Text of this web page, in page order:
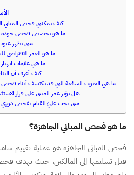
كيف يمكنني فحص المباني
ما هو تخصص فحص جودة
متى تظهر
ما هو العمر الافتراضي
ما هي علامات انهيار
كيف أعرف أن
ما هي العيوب الشائعة التي قد تكتشف أثناء فحص
هل يؤثر عمر المبنى على قرار
متى يجب عليّ القيام بفحص دوري
ما هو فحص المباني الجاهزة؟
فحص المباني الجاهزة هو عملية تقييم
قبل تسليمها إلى المالكين، حيث يهدف فحص